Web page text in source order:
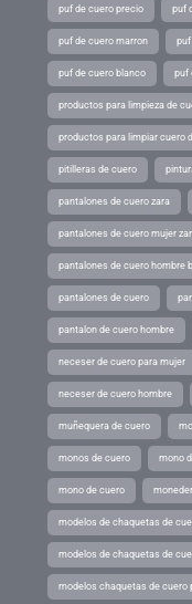
puf de cuero precio puf
puf de cuero marron puf
puf de cuero blanco puf
productos para limpieza de
productos para limpiar cuero
pitilleras de cuero
pantalones de cuero zara
pantalones de cuero mujer
pantalones de cuero hombre
pantalones de cuero
pantalon de cuero hombre
neceser de cuero para mujer
neceser de cuero hombre
muñequera de cuero
monos de cuero mono
mono de cuero
modelos de chaquetas de
modelos de chaquetas de
modelos chaquetas de cuero